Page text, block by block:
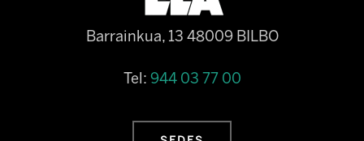
Barrainkua, 13 48009 BILBO
Tel: 944 03 77 00